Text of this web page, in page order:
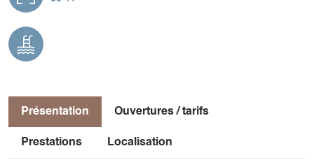
Présentation Ouvertures / tarifs
Prestations Localisation